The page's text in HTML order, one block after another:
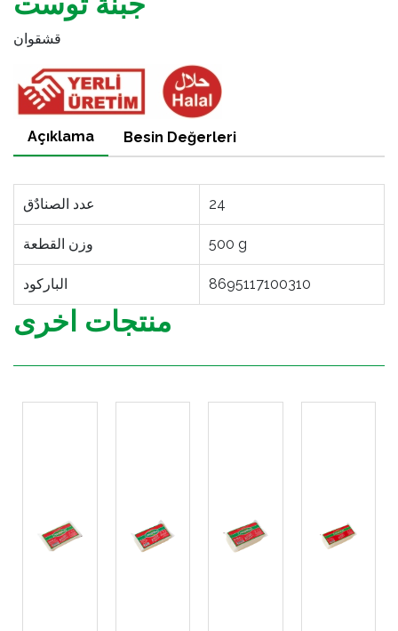
قشقوان
Açıklama Besin Değerleri
عدد الصنادٌق 24
وزن القطعة 500 g
الباركود 8695117100310
منتجات اخرى